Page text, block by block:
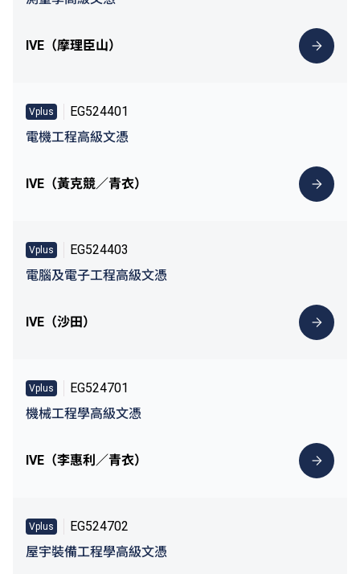
IVE（摩理臣山）
Vplus
EG524401
電機工程高級文憑
IVE（黃克競／青衣）
Vplus
EG524403
電腦及電子工程高級文憑
IVE（沙田）
Vplus
EG524701
機械工程學高級文憑
IVE（李惠利／青衣）
Vplus
EG524702
屋宇裝備工程學高級文憑